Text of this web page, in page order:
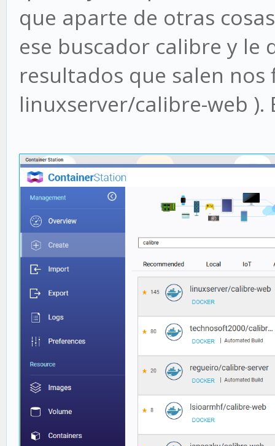
que aparte de otras
ese buscador calibre y le
resultados que salen
linuxserver/calibre-web ).